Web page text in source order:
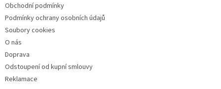
Obchodní podmínky
Podmínky ochrany osobních údajů
Soubory cookies
O nás
Doprava
Odstoupení od kupní smlouvy
Reklamace